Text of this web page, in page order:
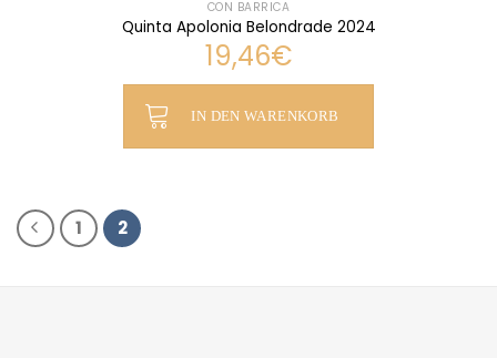
CON BARRICA
Quinta Apolonia Belondrade 2024
19,46€
IN DEN WARENKORB
1 2